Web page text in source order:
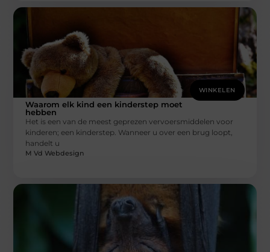
WINKELEN
Waarom elk kind een kinderstep moet
hebben
Het is een van de meest geprezen vervoersmiddelen voor
kinderen; een kinderstep. Wanneer u over een brug loopt,
handelt u
M Vd Webdesign